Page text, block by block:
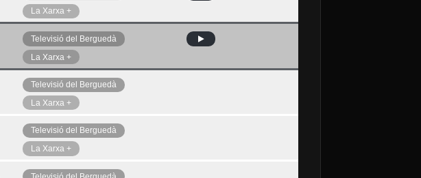
La Xarxa +
Televisió del Berguedà
La Xarxa +
Televisió del Berguedà
La Xarxa +
Televisió del Berguedà
La Xarxa +